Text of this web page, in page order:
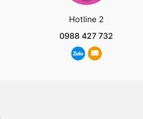
Hotline 2
0988 427 732